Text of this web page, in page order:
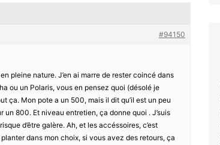
#94150
pleine nature. J’en ai marre de rester coincé dans
ou un Polaris, vous en pensez quoi (désolé je
ça. Mon pote a un 500, mais il dit qu’il est un peu
un 800. Et niveau entretien, ça donne quoi . J’suis
d’être galère. Ah, et les accéssoires, c’est
dans mon choix, si vous avez des retours, ça